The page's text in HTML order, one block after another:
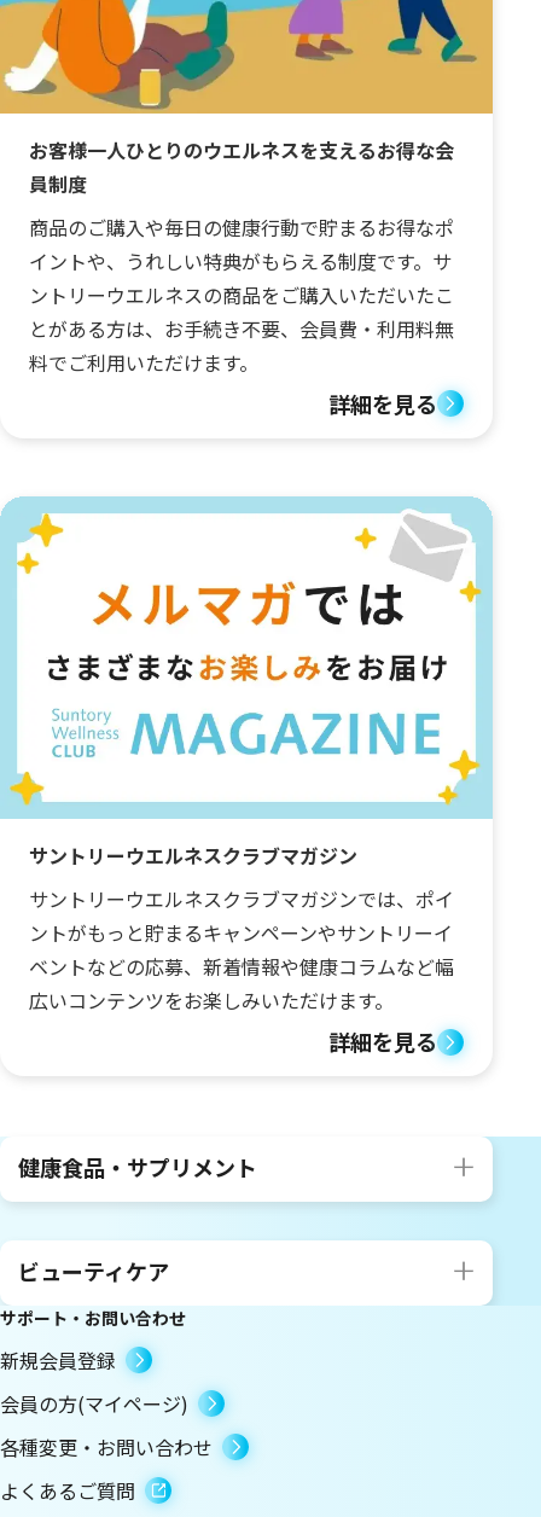
お客様一人ひとりのウエルネスを支えるお得な会
員制度
商品のご購入や毎日の健康行動で貯まるお得なポ
イントや、うれしい特典がもらえる制度です。サ
ントリーウエルネスの商品をご購入いただいたこ
とがある方は、お手続き不要、会員費・利用料無
料でご利用いただけます。
詳細を見る
サントリーウエルネスクラブマガジン
サントリーウエルネスクラブマガジンでは、ポイ
ントがもっと貯まるキャンペーンやサントリーイ
ベントなどの応募、新着情報や健康コラムなど幅
広いコンテンツをお楽しみいただけます。
詳細を見る
健康食品・サプリメント
ビューティケア
サポート・お問い合わせ
新規会員登録
会員の方(マイページ)
各種変更・お問い合わせ
よくあるご質問